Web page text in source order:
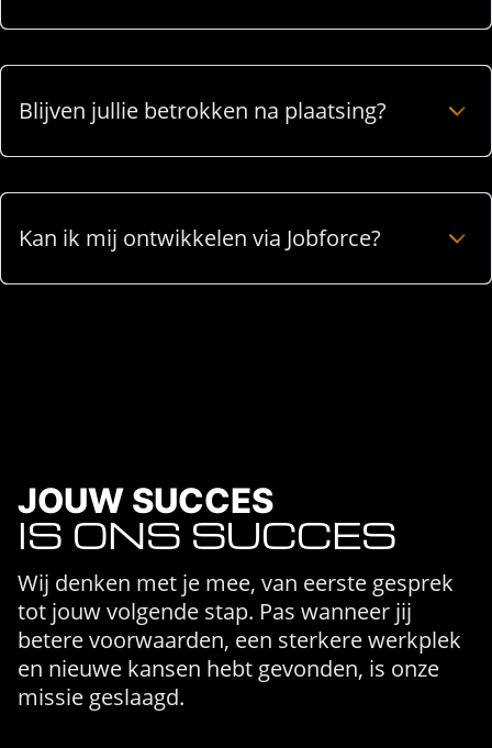
Blijven jullie betrokken na plaatsing?
Kan ik mij ontwikkelen via Jobforce?
JOUW SUCCES
IS ONS SUCCES
Wij denken met je mee, van eerste gesprek
tot jouw volgende stap. Pas wanneer jij
betere voorwaarden, een sterkere werkplek
en nieuwe kansen hebt gevonden, is onze
missie geslaagd.